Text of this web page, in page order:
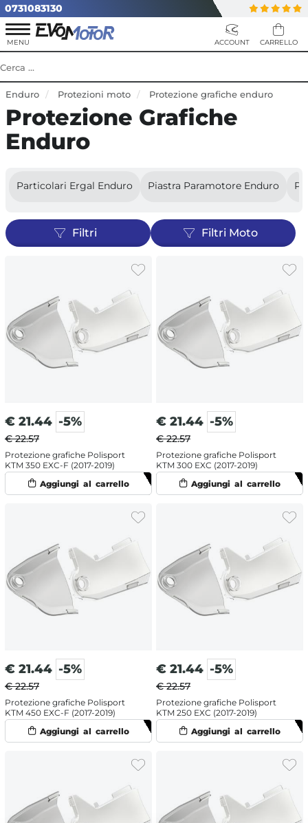
0731083130
Enduro Protezioni moto Protezione grafiche enduro
Protezione Grafiche
Enduro
Particolari Ergal Enduro Piastra Paramotore Enduro
Filtri Filtri Moto
€ 21.44 -5%
€ 22.57
Protezione grafiche Polisport
KTM 350 EXC-F (2017-2019)
€ 21.44 -5%
€ 22.57
Protezione grafiche Polisport
KTM 300 EXC (2017-2019)
€ 21.44 -5%
€ 22.57
Protezione grafiche Polisport
KTM 450 EXC-F (2017-2019)
€ 21.44 -5%
€ 22.57
Protezione grafiche Polisport
KTM 250 EXC (2017-2019)